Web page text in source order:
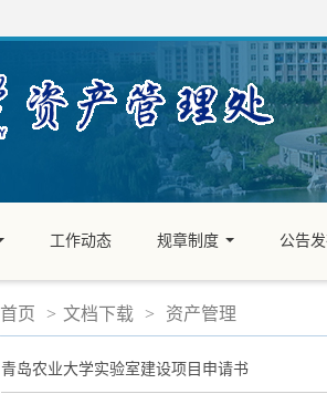
工作动态
规章制度
公告
首页 > 文档下载 > 资产管理
青岛农业大学实验室建设项目申请书